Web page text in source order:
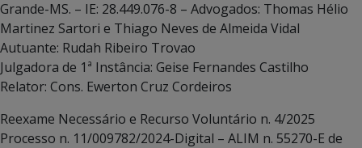
Grande-MS. – IE: 28.449.076-8 – Advogados: Thomas Hélio
Martinez Sartori e Thiago Neves de Almeida Vidal
Autuante: Rudah Ribeiro Trovao
Julgadora de 1ª Instância: Geise Fernandes Castilho
Relator: Cons. Ewerton Cruz Cordeiros
Reexame Necessário e Recurso Voluntário n. 4/2025
Processo n. 11/009782/2024-Digital – ALIM n. 55270-E de